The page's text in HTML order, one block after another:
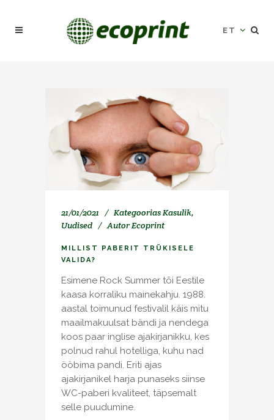
ET
21/01/2021 KategooriasKasulik,
Uudised
AutorEcoprint
MILLIST PABERIT TRÜKISELE
VALIDA?
Esimene Rock Summer tõi Eestile
kaasa korraliku mainekahju. 1988.
aastal toimunud festivalil käis mitu
maailmakuulsat bändi ja nendega
koos paar inglise ajakirjanikku, kes
polnud rahul hotelliga, kuhu nad
ööbima pandi. Eriti ajas
ajakirjanikel harja punaseks siinse
WC-paberi kvaliteet, täpsemalt
selle puudumine.